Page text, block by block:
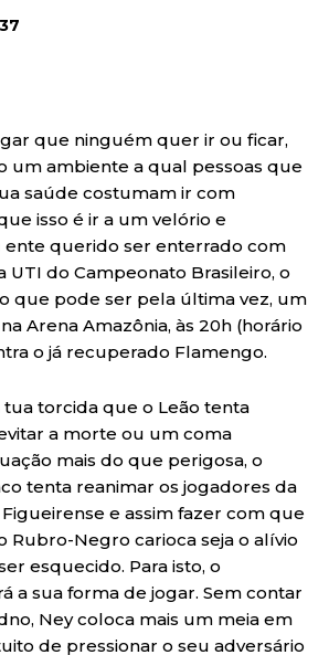
que ninguém quer ir ou ficar,
um ambiente a qual pessoas que
saúde costumam ir com
isso é ir a um velório e
ente querido ser enterrado com
UTI do Campeonato Brasileiro, o
que pode ser pela última vez, um
Arena Amazônia, às 20h (horário
o já recuperado Flamengo.
tua torcida que o Leão tenta
a morte ou um coma
mais do que perigosa, o
tenta reanimar os jogadores da
e assim fazer com que
Rubro-Negro carioca seja o alívio
esquecido. Para isto, o
a sua forma de jogar. Sem contar
Ney coloca mais um meia em
de pressionar o seu adversário